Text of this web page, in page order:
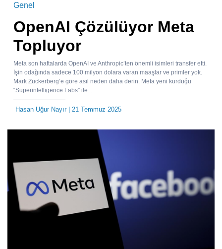
Genel
OpenAI Çözülüyor Meta
Topluyor
Meta son haftalarda OpenAI ve Anthropic’ten önemli isimleri transfer etti.
İşin odağında sadece 100 milyon dolara varan maaşlar ve primler yok.
Mark Zuckerberg’e göre asıl neden daha derin. Meta yeni kurduğu
“Superintelligence Labs” ile...
Hasan Uğur Nayır| 21 Temmuz 2025